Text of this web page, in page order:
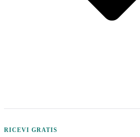
RICEVI GRATIS